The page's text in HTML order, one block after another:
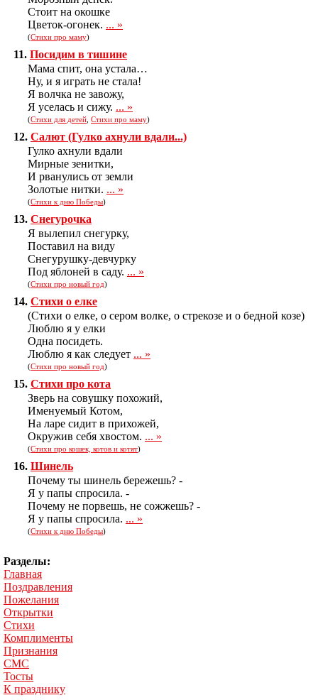
Стоит на окошке
Цветок-огонек. ... »
(Стихи про маму)
11. Посидим в тишине
Мама спит, она устала…
Ну, и я играть не стала!
Я волчка не завожу,
Я уселась и сижу. ... »
(Стихи для детей Стихи про маму)
12. Салют (Гулко ахнули вдали...)
Гулко ахнули вдали
Мирные зенитки,
И рванулись от земли
Золотые нитки. ... »
(Стихи к дню Победы)
13. Снегурочка
Я вылепил снегурку,
Поставил на виду
Снегурушку-девчурку
Под яблоней в саду. ... »
(Стихи про новый год)
14. Стихи о елке
(Стихи о елке, о сером волке, о стрекозе и о бедной козе)
Люблю я у елки
Одна посидеть.
Люблю я как следует ... »
(Стихи про новый год)
15. Стихи про кота
Звеpь на совyшкy похожий,
Именyемый Котом,
Hа лаpе сидит в пpихожей,
Окpyжив себя хвостом. ... »
(Стихи про кошек, котов и котят)
16. Шинель
Почему ты шинель бережешь? -
Я у папы спросила. -
Почему не порвешь, не сожжешь? -
Я у папы спросила. ... »
(Стихи к дню Победы)
Разделы:
Главная
Поздравления
Пожелания
Открытки
Стихи
Комплименты
Признания
СМС
Тосты
К празднику